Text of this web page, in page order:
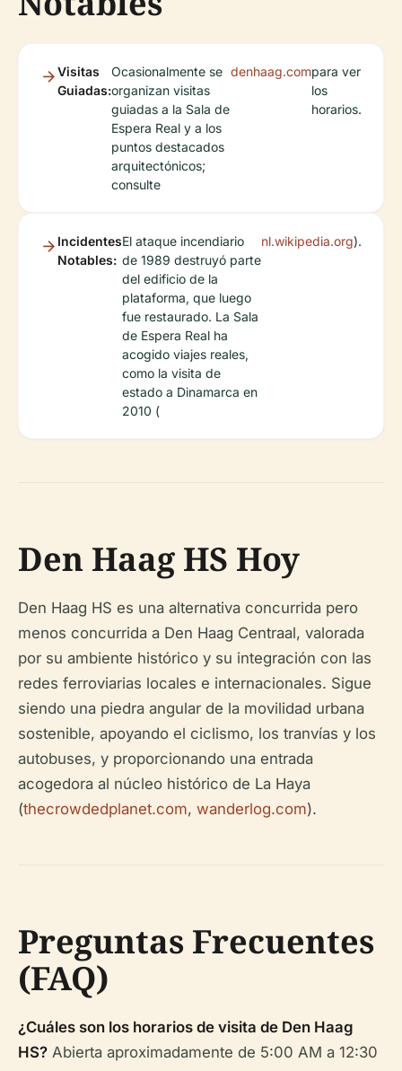
Visitas
Guiadas:
Ocasionalmente se
organizan visitas
guiadas a la Sala de
Espera Real y a los
puntos destacados
arquitectónicos;
consulte
denhaag.compara ver
los
horarios.
Incidentes
Notables:
El ataque incendiario
de 1989 destruyó parte
del edificio de la
plataforma, que luego
fue restaurado. La Sala
de Espera Real ha
acogido viajes reales,
como la visita de
estado a Dinamarca en
2010 (
nl.wikipedia.org).
Den Haag HS Hoy
Den Haag HS es una alternativa concurrida pero
menos concurrida a Den Haag Centraal, valorada
por su ambiente histórico y su integración con las
redes ferroviarias locales e internacionales. Sigue
siendo una piedra angular de la movilidad urbana
sostenible, apoyando el ciclismo, los tranvías y los
autobuses, y proporcionando una entrada
acogedora al núcleo histórico de La Haya
(thecrowdedplanet.com, wanderlog.com).
Preguntas Frecuentes
(FAQ)
¿Cuáles son los horarios de visita de Den Haag
HS? Abierta aproximadamente de 5:00 AM a 12:30